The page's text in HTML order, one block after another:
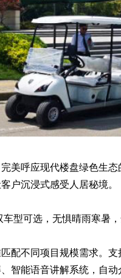
美呼应现代楼盘绿色生态
户沉浸式感受人居秘境。
型可选，无惧晴雨寒暑
配不同项目规模需求。
智能语音讲解系统，自